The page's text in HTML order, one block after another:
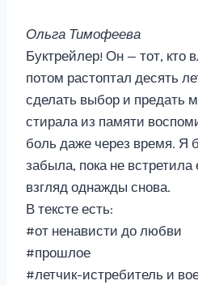
Ольга Тимофеева
Буктрейлер! Он — тот, кто
потом растоптал десять
сделать выбор и предать
стирала из памяти
боль даже через время. Я
забыла, пока не
взгляд однажды снова.
В тексте есть:
#от ненависти до любви
#прошлое
#летчик-истребитель и